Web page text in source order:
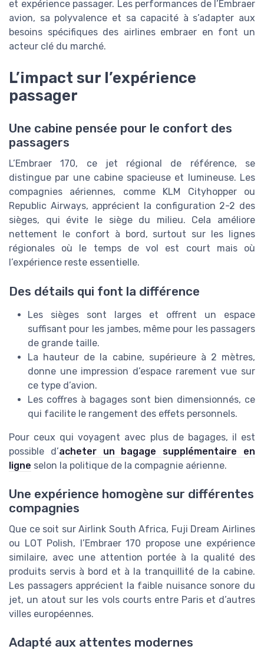
et expérience passager. Les performances de l’Embraer
avion, sa polyvalence et sa capacité à s’adapter aux
besoins spécifiques des airlines embraer en font un
acteur clé du marché.
L’impact sur l’expérience
passager
Une cabine pensée pour le confort des
passagers
L’Embraer 170, ce jet régional de référence, se
distingue par une cabine spacieuse et lumineuse. Les
compagnies aériennes, comme KLM Cityhopper ou
Republic Airways, apprécient la configuration 2-2 des
sièges, qui évite le siège du milieu. Cela améliore
nettement le confort à bord, surtout sur les lignes
régionales où le temps de vol est court mais où
l’expérience reste essentielle.
Des détails qui font la différence
Les sièges sont larges et offrent un espace
suffisant pour les jambes, même pour les passagers
de grande taille.
La hauteur de la cabine, supérieure à 2 mètres,
donne une impression d’espace rarement vue sur
ce type d’avion.
Les coffres à bagages sont bien dimensionnés, ce
qui facilite le rangement des effets personnels.
Pour ceux qui voyagent avec plus de bagages, il est
possible d’acheter un bagage supplémentaire en
ligne selon la politique de la compagnie aérienne.
Une expérience homogène sur différentes
compagnies
Que ce soit sur Airlink South Africa, Fuji Dream Airlines
ou LOT Polish, l’Embraer 170 propose une expérience
similaire, avec une attention portée à la qualité des
produits servis à bord et à la tranquillité de la cabine.
Les passagers apprécient la faible nuisance sonore du
jet, un atout sur les vols courts entre Paris et d’autres
villes européennes.
Adapté aux attentes modernes